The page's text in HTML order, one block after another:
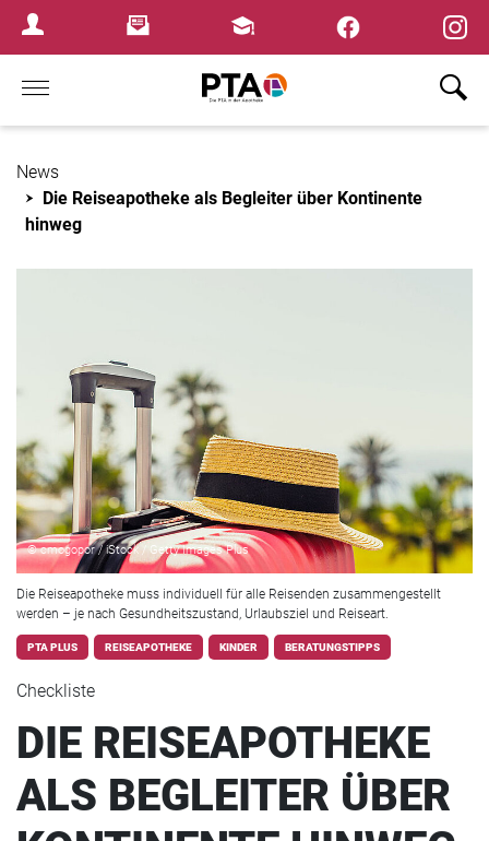
Login MenuNewsletterFortbildungen
Home
News
Die Reiseapotheke als Begleiter über Kontinente
hinweg
© cmogopor / iStock / Getty Images Plus
Die Reiseapotheke muss individuell für alle Reisenden zusammengestellt
werden – je nach Gesundheitszustand, Urlaubsziel und Reiseart.
PTA PLUS REISEAPOTHEKE KINDER BERATUNGSTIPPS
Checkliste
DIE REISEAPOTHEKE
ALS BEGLEITER ÜBER